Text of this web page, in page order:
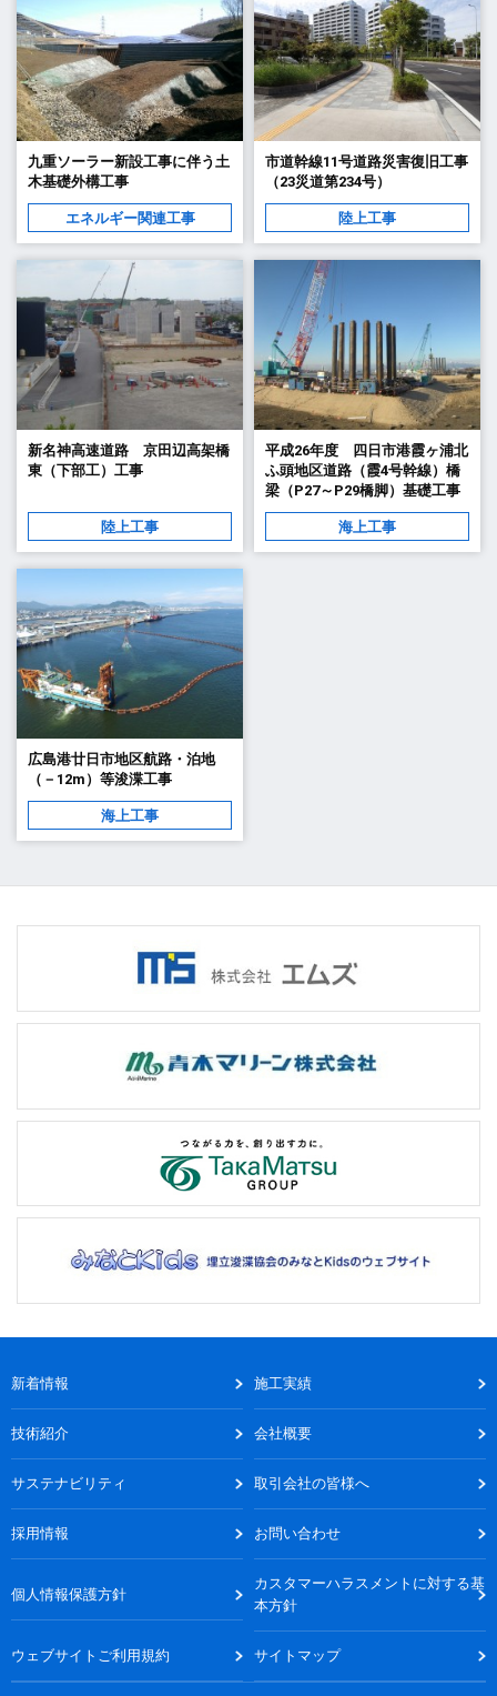
九重ソーラー新設工事に伴う土
木基礎外構工事
エネルギー関連工事
市道幹線11号道路災害復旧工事
（23災道第234号）
陸上工事
新名神高速道路 京田辺高架橋
東（下部工）工事
陸上工事
平成26年度 四日市港霞ヶ浦北
ふ頭地区道路（霞4号幹線）橋
梁（P27～P29橋脚）基礎工事
海上工事
広島港廿日市地区航路・泊地
（－12m）等浚渫工事
海上工事
新着情報 施工実績
技術紹介 会社概要
サステナビリティ 取引会社の皆様へ
採用情報 お問い合わせ
個人情報保護方針
カスタマーハラスメントに対する基
本方針
ウェブサイトご利用規約 サイトマップ